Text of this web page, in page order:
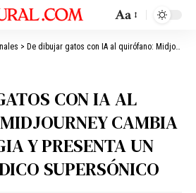
Aa
> De dibujar gatos con IA al quirófano: Midjourney cambia de estrategia y presenta un escáner médico supersónico
CON IA AL
CAMBIA
Y PRESENTA UN
SUPERSÓNICO